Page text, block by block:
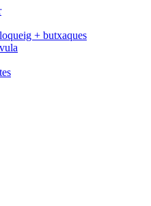
+ butxaques